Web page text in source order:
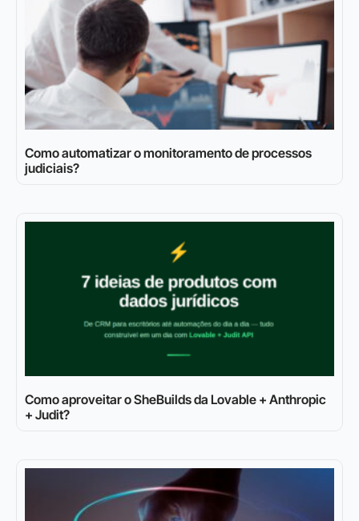
Como automatizar o monitoramento de processos
judiciais?
Como aproveitar o SheBuilds da Lovable + Anthropic
+ Judit?